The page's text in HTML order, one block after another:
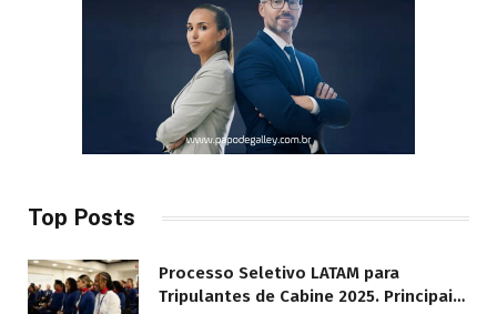
Top Posts
Processo Seletivo LATAM para
Tripulantes de Cabine 2025. Principais